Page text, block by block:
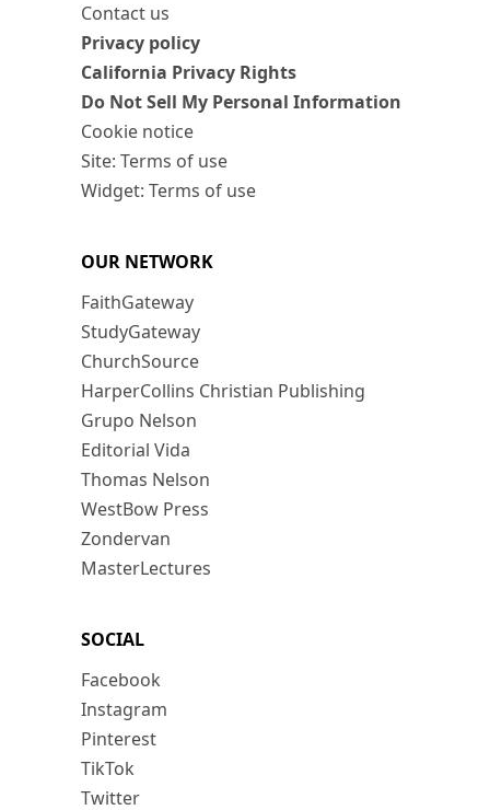
Contact us
Privacy policy
California Privacy Rights
Do Not Sell My Personal Information
Cookie notice
Site: Terms of use
Widget: Terms of use
OUR NETWORK
FaithGateway
StudyGateway
ChurchSource
HarperCollins Christian Publishing
Grupo Nelson
Editorial Vida
Thomas Nelson
WestBow Press
Zondervan
MasterLectures
SOCIAL
Facebook
Instagram
Pinterest
TikTok
Twitter